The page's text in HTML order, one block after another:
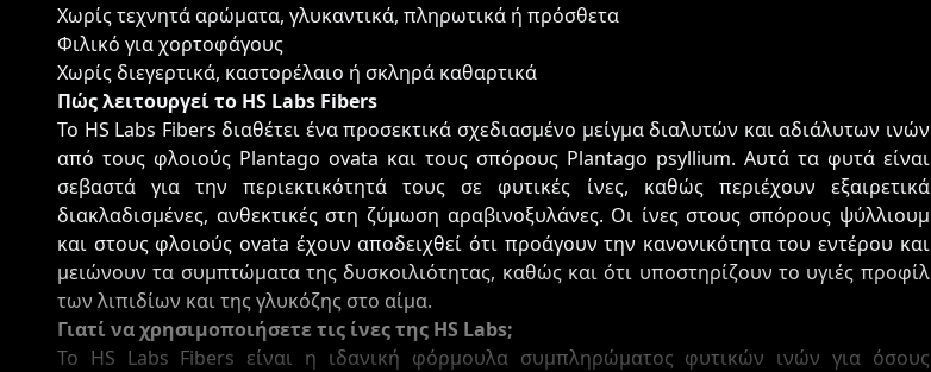
Χωρίς τεχνητά αρώματα, γλυκαντικά, πληρωτικά ή πρόσθετα
Φιλικό για χορτοφάγους
Χωρίς διεγερτικά, καστορέλαιο ή σκληρά καθαρτικά
Πώς λειτουργεί το HS Labs Fibers
Το HS Labs Fibers διαθέτει ένα προσεκτικά σχεδιασμένο μείγμα διαλυτών και αδιάλυτων ινών
από τους φλοιούς Plantago ovata και τους σπόρους Plantago psyllium. Αυτά τα φυτά είναι
σεβαστά για την περιεκτικότητά τους σε φυτικές ίνες, καθώς περιέχουν εξαιρετικά
διακλαδισμένες, ανθεκτικές στη ζύμωση αραβινοξυλάνες. Οι ίνες στους σπόρους ψύλλιουμ
και στους φλοιούς ovata έχουν αποδειχθεί ότι προάγουν την κανονικότητα του εντέρου και
μειώνουν τα συμπτώματα της δυσκοιλιότητας, καθώς και ότι υποστηρίζουν το υγιές προφίλ
των λιπιδίων και της γλυκόζης στο αίμα.
Γιατί να χρησιμοποιήσετε τις ίνες της HS Labs;
Το HS Labs Fibers είναι η ιδανική φόρμουλα συμπληρώματος φυτικών ινών για όσους